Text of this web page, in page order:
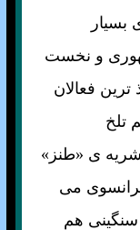
بسيار
و نخست
ترين فعالان
تلخ
ی «طنز»
می
سنگينی هم